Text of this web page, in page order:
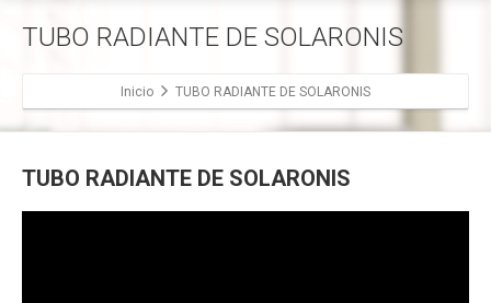
TUBO RADIANTE DE SOLARONIS
Inicio TUBO RADIANTE DE SOLARONIS
TUBO RADIANTE DE SOLARONIS